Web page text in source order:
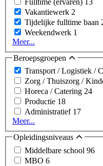
Vakantiewerk 2
Tijdelijke fulltime baan
Weekendwerk 1
Meer...
Beroepsgroepen
Transport / Logistiek /
Zorg / Thuiszorg /
Horeca / Catering 24
Productie 18
Administratief 17
Meer...
Opleidingsniveaus
Middelbare school 96
MBO 6